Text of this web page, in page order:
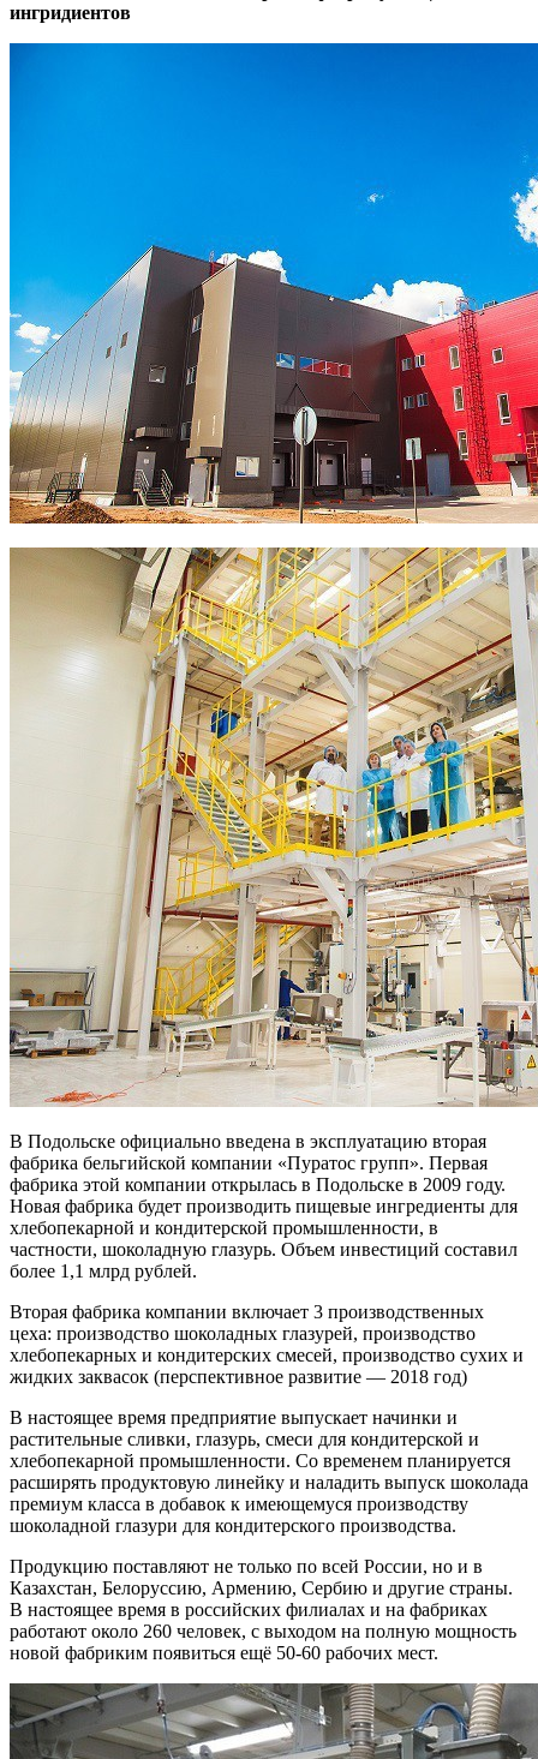
ингридиентов
В Подольске официально введена в эксплуатацию вторая
фабрика бельгийской компании «Пуратос групп». Первая
фабрика этой компании открылась в Подольске в 2009 году.
Новая фабрика будет производить пищевые ингредиенты для
хлебопекарной и кондитерской промышленности, в
частности, шоколадную глазурь. Объем инвестиций составил
более 1,1 млрд рублей.
Вторая фабрика компании включает 3 производственных
цеха: производство шоколадных глазурей, производство
хлебопекарных и кондитерских смесей, производство сухих и
жидких заквасок (перспективное развитие — 2018 год)
В настоящее время предприятие выпускает начинки и
растительные сливки, глазурь, смеси для кондитерской и
хлебопекарной промышленности. Со временем планируется
расширять продуктовую линейку и наладить выпуск шоколада
премиум класса в добавок к имеющемуся производству
шоколадной глазури для кондитерского производства.
Продукцию поставляют не только по всей России, но и в
Казахстан, Белоруссию, Армению, Сербию и другие страны.
В настоящее время в российских филиалах и на фабриках
работают около 260 человек, с выходом на полную мощность
новой фабриким появиться ещё 50-60 рабочих мест.